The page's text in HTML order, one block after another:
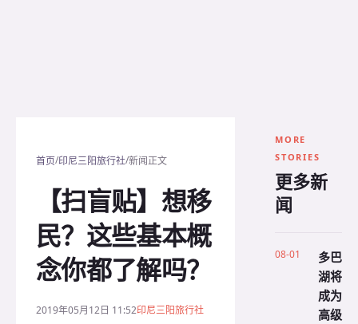
首页/印尼三阳旅行社/新闻正文
【扫盲贴】想移
民？这些基本概
念你都了解吗？
2019年05月12日 11:52印尼三阳旅行社
MORE
STORIES
更多新
闻
08-01
多巴
湖将
成为
高级